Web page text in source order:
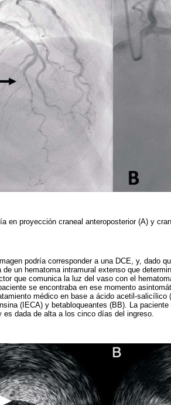
en proyección craneal anteroposterior (A) y
podría corresponder a una DCE, y, dado
un hematoma intramural extenso que
que comunica la luz del vaso con el
se encontraba en ese momento
médico en base a ácido acetil-
(IECA) y betabloqueantes (BB). La
es dada de alta a los cinco días del ingreso.